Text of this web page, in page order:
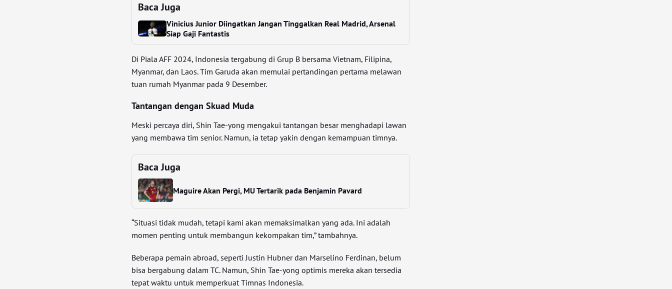
Baca Juga
Vinicius Junior Diingatkan Jangan Tinggalkan Real Madrid, Arsenal
Siap Gaji Fantastis
Di Piala AFF 2024, Indonesia tergabung di Grup B bersama Vietnam, Filipina,
Myanmar, dan Laos. Tim Garuda akan memulai pertandingan pertama melawan
tuan rumah Myanmar pada 9 Desember.
Tantangan dengan Skuad Muda
Meski percaya diri, Shin Tae-yong mengakui tantangan besar menghadapi lawan
yang membawa tim senior. Namun, ia tetap yakin dengan kemampuan timnya.
Baca Juga
Maguire Akan Pergi, MU Tertarik pada Benjamin Pavard
“Situasi tidak mudah, tetapi kami akan memaksimalkan yang ada. Ini adalah
momen penting untuk membangun kekompakan tim,” tambahnya.
Beberapa pemain abroad, seperti Justin Hubner dan Marselino Ferdinan, belum
bisa bergabung dalam TC. Namun, Shin Tae-yong optimis mereka akan tersedia
tepat waktu untuk memperkuat Timnas Indonesia.